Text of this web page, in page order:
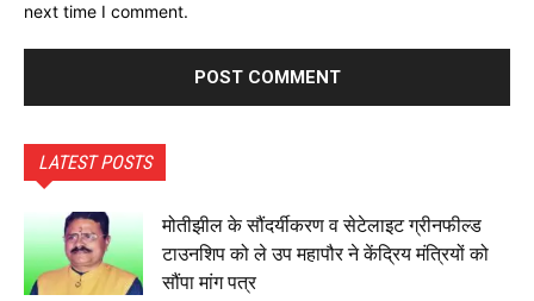
next time I comment.
LATEST POSTS
मोतीझील के सौंदर्यीकरण व सेटेलाइट ग्रीनफील्ड
टाउनशिप को ले उप महापौर ने केंद्रिय मंत्रियों को
सौंपा मांग पत्र